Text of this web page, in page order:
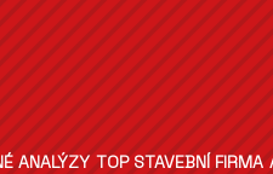
ANALÝZY TOP STAVEBNÍ FIRMA